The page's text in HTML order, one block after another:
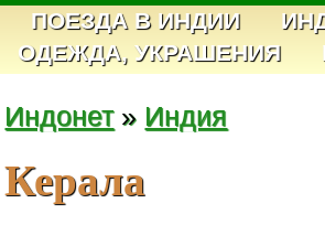
ПОЕЗДА В ИНДИИ
ОДЕЖДА, УКРАШЕНИЯ
Индонет» Индия
Керала